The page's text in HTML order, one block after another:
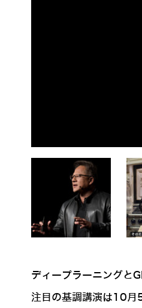
ディープラーニングと
注目の基調講演は10月